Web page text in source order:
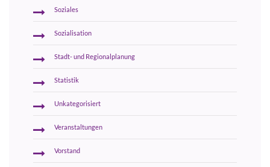
Soziales
Sozialisation
Stadt- und Regionalplanung
Statistik
Unkategorisiert
Veranstaltungen
Vorstand